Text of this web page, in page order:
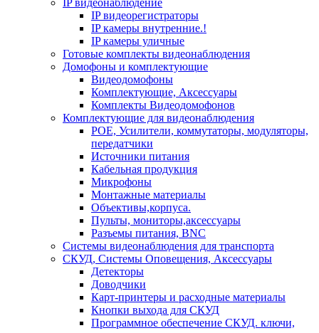
IP видеорегистраторы
IP камеры внутренние.!
IP камеры уличные
Готовые комплекты видеонаблюдения
Домофоны и комплектующие
Видеодомофоны
Комплектующие, Аксессуары
Комплекты Видеодомофонов
Комплектующие для видеонаблюдения
POE, Усилители, коммутаторы, модуляторы,
передатчики
Источники питания
Кабельная продукция
Микрофоны
Монтажные материалы
Объективы,корпуса.
Пульты, мониторы,аксессуары
Разъемы питания, BNC
Системы видеонаблюдения для транспорта
СКУД, Системы Оповещения, Аксессуары
Детекторы
Доводчики
Карт-принтеры и расходные материалы
Кнопки выхода для СКУД
Программное обеспечение СКУД. ключи,